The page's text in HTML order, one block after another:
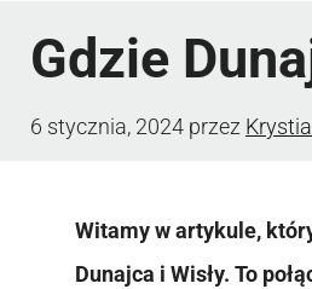
Gdzie
6 stycznia, 2024 przez
Witamy w artykule,
Dunajca i Wisły. To